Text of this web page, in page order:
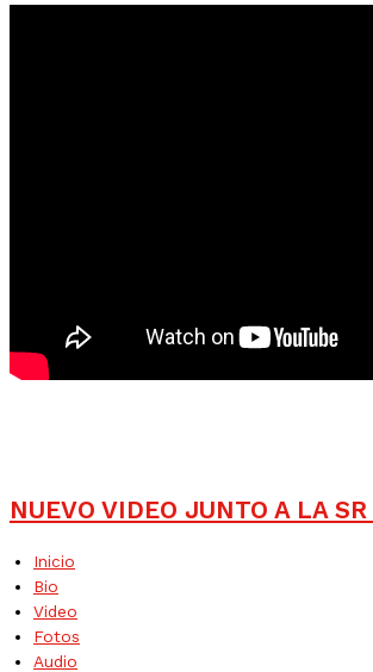
NUEVO VIDEO JUNTO A LA
Inicio
Bio
Video
Fotos
Audio